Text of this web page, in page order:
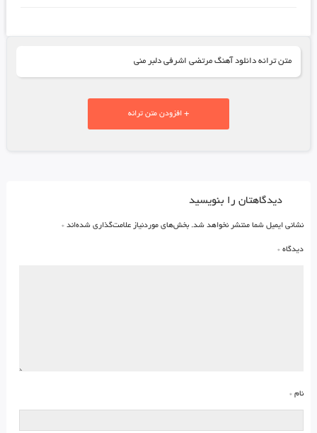
متن ترانه دانلود آهنگ مرتضی اشرفی دلبر منی
+ افزودن متن ترانه
دیدگاهتان را بنویسید
نشانی ایمیل شما منتشر نخواهد شد. بخش‌های موردنیاز علامت‌گذاری شده‌اند *
دیدگاه *
نام *